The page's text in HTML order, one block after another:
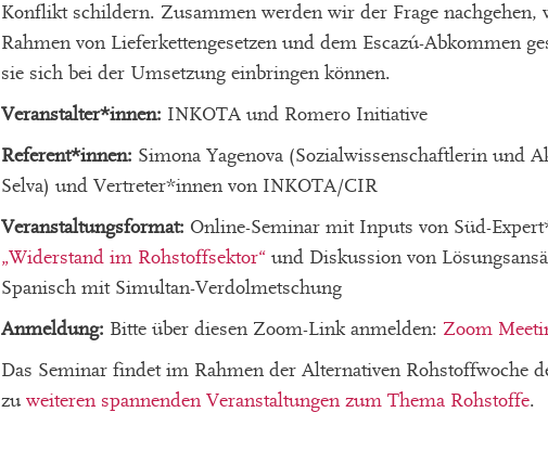
Konflikt schildern. Zusammen werden wir der Frage nachgehen,
Rahmen von Lieferkettengesetzen und dem Escazú-Abkommen
sie sich bei der Umsetzung einbringen können.
Veranstalter*innen: INKOTA und Romero Initiative
Referent*innen: Simona Yagenova (Sozialwissenschaftlerin und
Selva) und Vertreter*innen von INKOTA/CIR
Veranstaltungsformat: Online-Seminar mit Inputs von Süd-
„Widerstand im Rohstoffsektor“ und Diskussion von
Spanisch mit Simultan-Verdolmetschung
Anmeldung: Bitte über diesen Zoom-Link anmelden: Zoom
Das Seminar findet im Rahmen der Alternativen Rohstoffwoche
zu weiteren spannenden Veranstaltungen zum Thema Rohstoffe.